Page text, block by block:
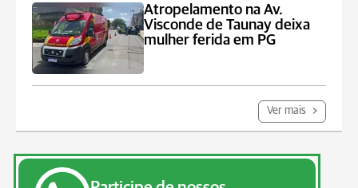
Atropelamento na Av.
Visconde de Taunay deixa
mulher ferida em PG
Ver mais